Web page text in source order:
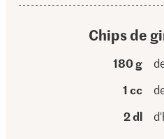
Chips de
180 g
1 cc
2 dl